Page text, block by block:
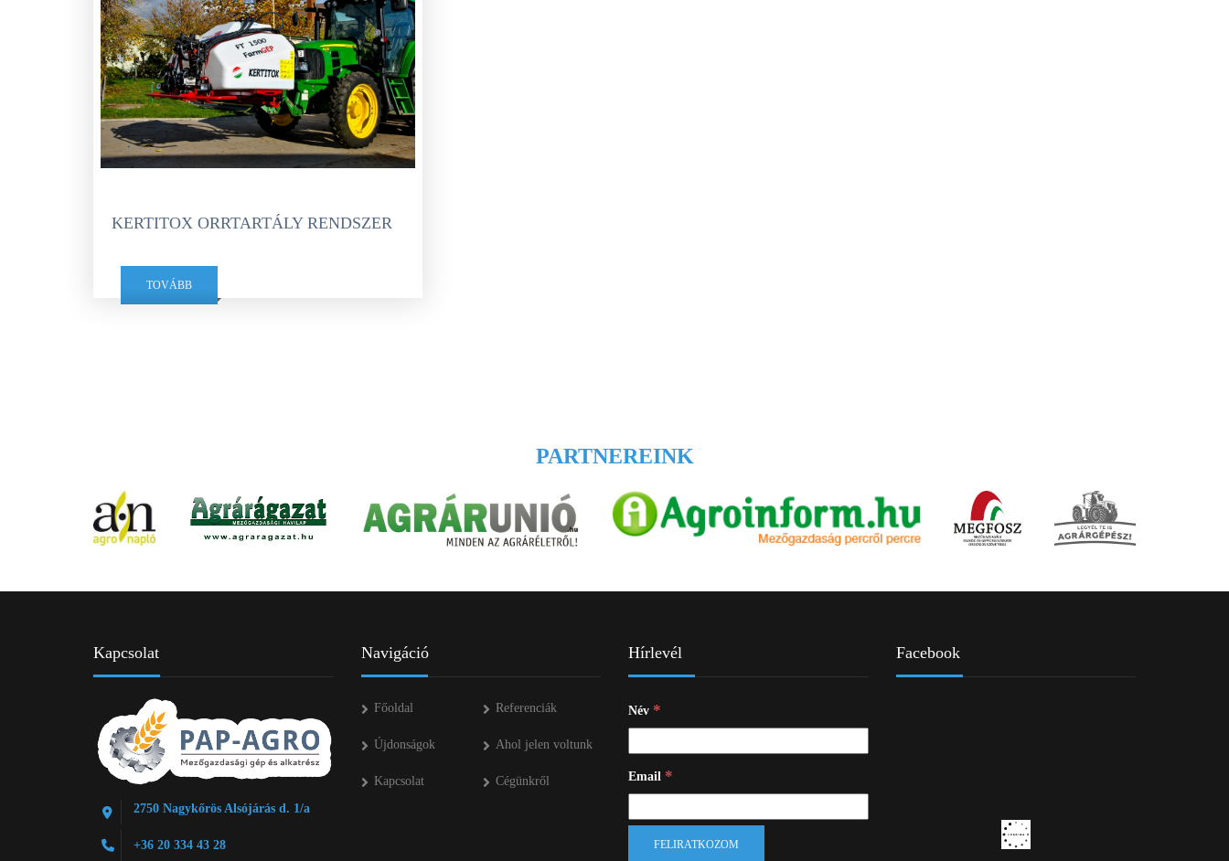
KERTITOX ORRTARTÁLY RENDSZER
TOVÁBB
PARTNEREINK
Kapcsolat
2750 Nagykőrös Alsójárás d. 1/a
+36 20 334 43 28
Navigáció
Főoldal Referenciák
Újdonságok Ahol jelen voltunk
Kapcsolat Cégünkről
Hírlevél
Név *
Email *
Facebook